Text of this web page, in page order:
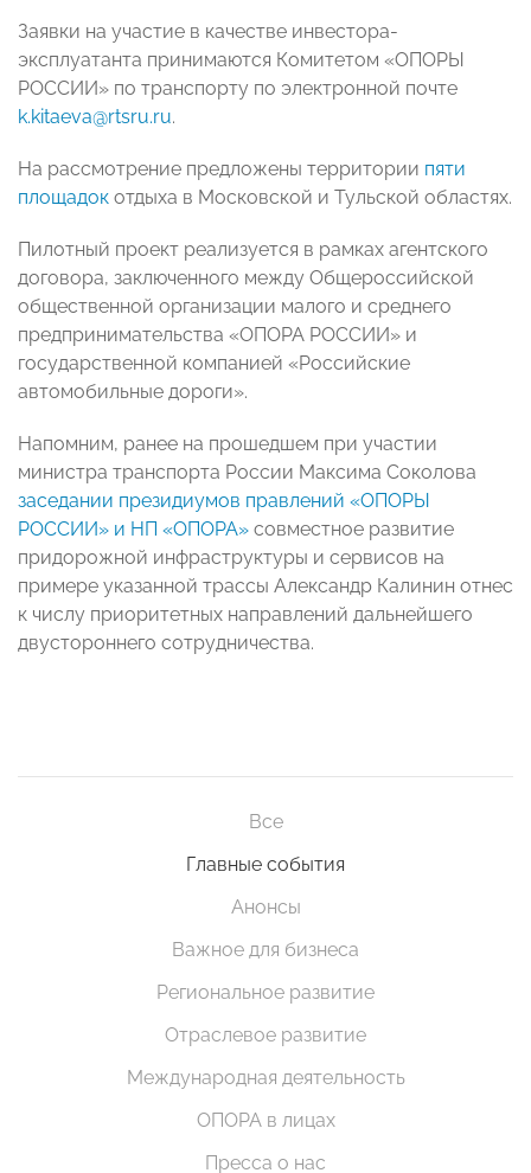
Заявки на участие в качестве инвестора-
эксплуатанта принимаются Комитетом «ОПОРЫ
РОССИИ» по транспорту по электронной почте
k.kitaeva@rtsru.ru.
На рассмотрение предложены территории пяти
площадок отдыха в Московской и Тульской областях.
Пилотный проект реализуется в рамках агентского
договора, заключенного между Общероссийской
общественной организации малого и среднего
предпринимательства «ОПОРА РОССИИ» и
государственной компанией «Российские
автомобильные дороги».
Напомним, ранее на прошедшем при участии
министра транспорта России Максима Соколова
заседании президиумов правлений «ОПОРЫ
РОССИИ» и НП «ОПОРА» совместное развитие
придорожной инфраструктуры и сервисов на
примере указанной трассы Александр Калинин отнес
к числу приоритетных направлений дальнейшего
двустороннего сотрудничества.
Все
Главные события
Анонсы
Важное для бизнеса
Региональное развитие
Отраслевое развитие
Международная деятельность
ОПОРА в лицах
Пресса о нас